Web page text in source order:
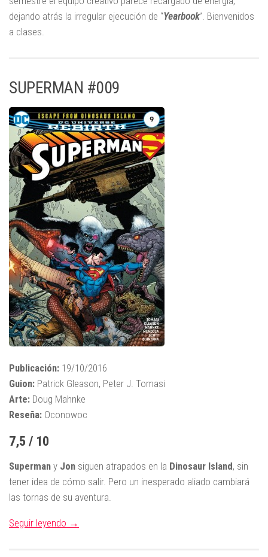
dejando atrás la irregular ejecución de “Yearbook”. Bienvenidos
a clases.
SUPERMAN #009
Publicación: 19/10/2016
Guion: Patrick Gleason, Peter J. Tomasi
Arte: Doug Mahnke
Reseña: Oconowoc
7,5 / 10
Superman y Jon siguen atrapados en la Dinosaur Island, sin
tener idea de cómo salir. Pero un inesperado aliado cambiará
las tornas de su aventura.
Seguir leyendo →